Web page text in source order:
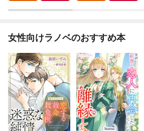
OMIC 第1巻
女性向けラノベのおすすめ本